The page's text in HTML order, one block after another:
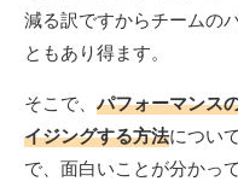
減る訳ですからチームの
ともあり得ます。
そこで、 パフォーマンス
イジングする方法につい
で、面白いことが分かっ